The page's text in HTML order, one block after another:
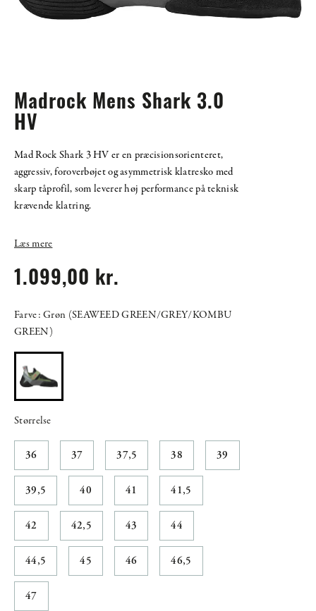
Madrock Mens Shark 3.0
HV
Mad Rock Shark 3 HV er en præcisionsorienteret,
aggressiv, foroverbøjet og asymmetrisk klatresko med
skarp tåprofil, som leverer høj performance på teknisk
krævende klatring.
Læs mere
1.099,00 kr.
Farve: Grøn (SEAWEED GREEN/GREY/KOMBU
GREEN)
Størrelse
36 37 37,5 38 39
39,5 40 41 41,5
42 42,5 43 44
44,5 45 46 46,5
47